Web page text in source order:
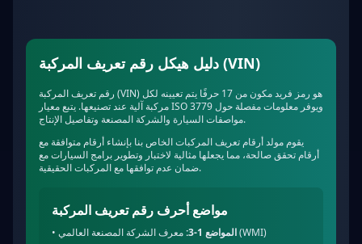
دليل هيكل رقم تعريف المركبة (VIN)
رقم تعريف المركبة (VIN) هو رمز فريد مكون من 17 حرفًا يتم تعيينه لكل
مركبة آلية عند تصنيعها. يتبع معيار ISO 3779 ويوفر معلومات مفصلة حول
مواصفات السيارة والشركة المصنعة وتفاصيل الإنتاج.
يقوم مولد أرقام تعريف المركبات الخاص بنا بإنشاء أرقام متوافقة مع
أرقام تحقق صالحة، مما يجعلها مثالية لاختبار وتطوير برامج السيارات مع
ضمان عدم توافقها مع المركبات الحقيقية.
مواضع أحرف رقم تعريف المركبة
• المواضع 1-3:معرف الشركة المصنعة العالمي (WMI)